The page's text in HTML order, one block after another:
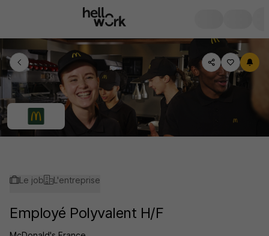
Le job L'entreprise
Employé Polyvalent H/F